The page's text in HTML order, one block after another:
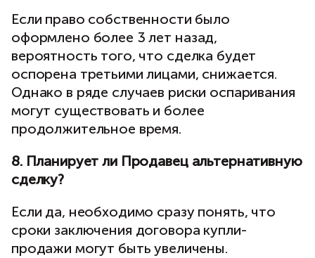
Если право собственности было
оформлено более 3 лет назад,
вероятность того, что сделка будет
оспорена третьими лицами, снижается.
Однако в ряде случаев риски оспаривания
могут существовать и более
продолжительное время.
8. Планирует ли Продавец альтернативную
сделку?
Если да, необходимо сразу понять, что
сроки заключения договора купли-
продажи могут быть увеличены.